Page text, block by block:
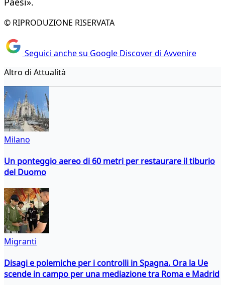
© RIPRODUZIONE RISERVATA
Seguici anche su Google Discover di Avvenire
Altro di Attualità
Milano
Un ponteggio aereo di 60 metri per restaurare il tiburio
del Duomo
Migranti
Disagi e polemiche per i controlli in Spagna. Ora la Ue
scende in campo per una mediazione tra Roma e Madrid